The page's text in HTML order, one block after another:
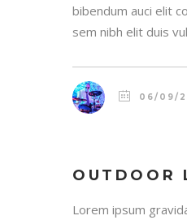
bibendum auci elit
sem nibh elit duis
06/09/
OUTDOOR
Lorem ipsum